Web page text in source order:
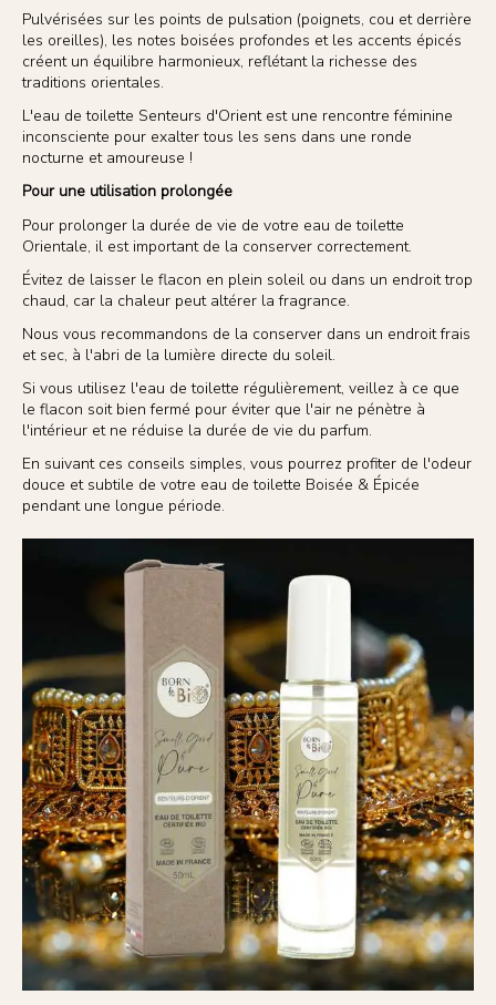
Pulvérisées sur les points de pulsation (poignets, cou et derrière
les oreilles), les notes boisées profondes et les accents épicés
créent un équilibre harmonieux, reflétant la richesse des
traditions orientales.
L'eau de toilette Senteurs d'Orient est une rencontre féminine
inconsciente pour exalter tous les sens dans une ronde
nocturne et amoureuse !
Pour une utilisation prolongée
Pour prolonger la durée de vie de votre eau de toilette
Orientale, il est important de la conserver correctement.
Évitez de laisser le flacon en plein soleil ou dans un endroit trop
chaud, car la chaleur peut altérer la fragrance.
Nous vous recommandons de la conserver dans un endroit frais
et sec, à l'abri de la lumière directe du soleil.
Si vous utilisez l'eau de toilette régulièrement, veillez à ce que
le flacon soit bien fermé pour éviter que l'air ne pénètre à
l'intérieur et ne réduise la durée de vie du parfum.
En suivant ces conseils simples, vous pourrez profiter de l'odeur
douce et subtile de votre eau de toilette Boisée & Épicée
pendant une longue période.